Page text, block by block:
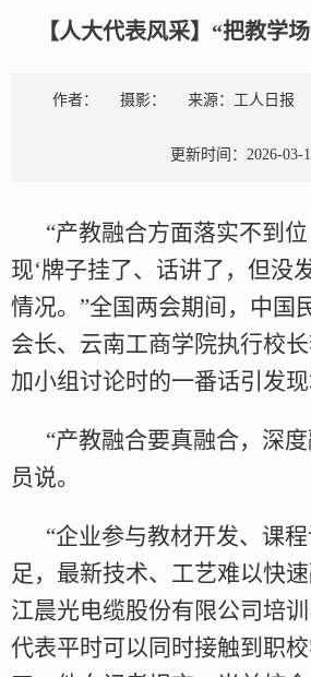
【人大代表风采】“把教学
作者： 摄影： 来源：工人日报
更新时间：2026-03-
“产教融合方面落实不到
现‘牌子挂了、话讲了，但没
情况。”全国两会期间，中国
会长、云南工商学院执行校
加小组讨论时的一番话引发现
“产教融合要真融合，深
员说。
“企业参与教材开发、课
足，最新技术、工艺难以快
江晨光电缆股份有限公司培
代表平时可以同时接触到职